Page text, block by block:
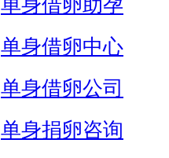
单身借卵助孕
单身借卵中心
单身借卵公司
单身捐卵咨询